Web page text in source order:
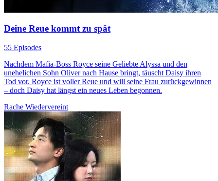
Deine Reue kommt zu spät
55 Episodes
Nachdem Mafia-Boss Royce seine Geliebte Alyssa und den
unehelichen Sohn Oliver nach Hause bringt, täuscht Daisy ihren
Tod vor. Royce ist voller Reue und will seine Frau zurückgewinnen
– doch Daisy hat längst ein neues Leben begonnen.
Rache Wiedervereint